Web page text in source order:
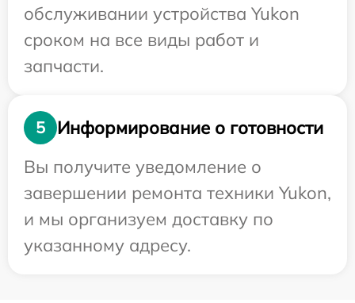
обслуживании устройства Yukon
сроком на все виды работ и
запчасти.
5
Информирование о готовности
Вы получите уведомление о
завершении ремонта техники Yukon,
и мы организуем доставку по
указанному адресу.